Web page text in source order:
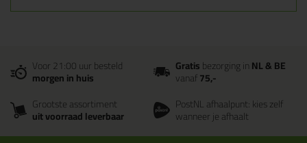
Voor 21:00 uur besteld
morgen in huis
Gratisbezorging inNL & BE
vanaf75,-
Grootste assortiment
uit voorraad leverbaar
PostNL afhaalpunt: kies zelf
wanneer je afhaalt